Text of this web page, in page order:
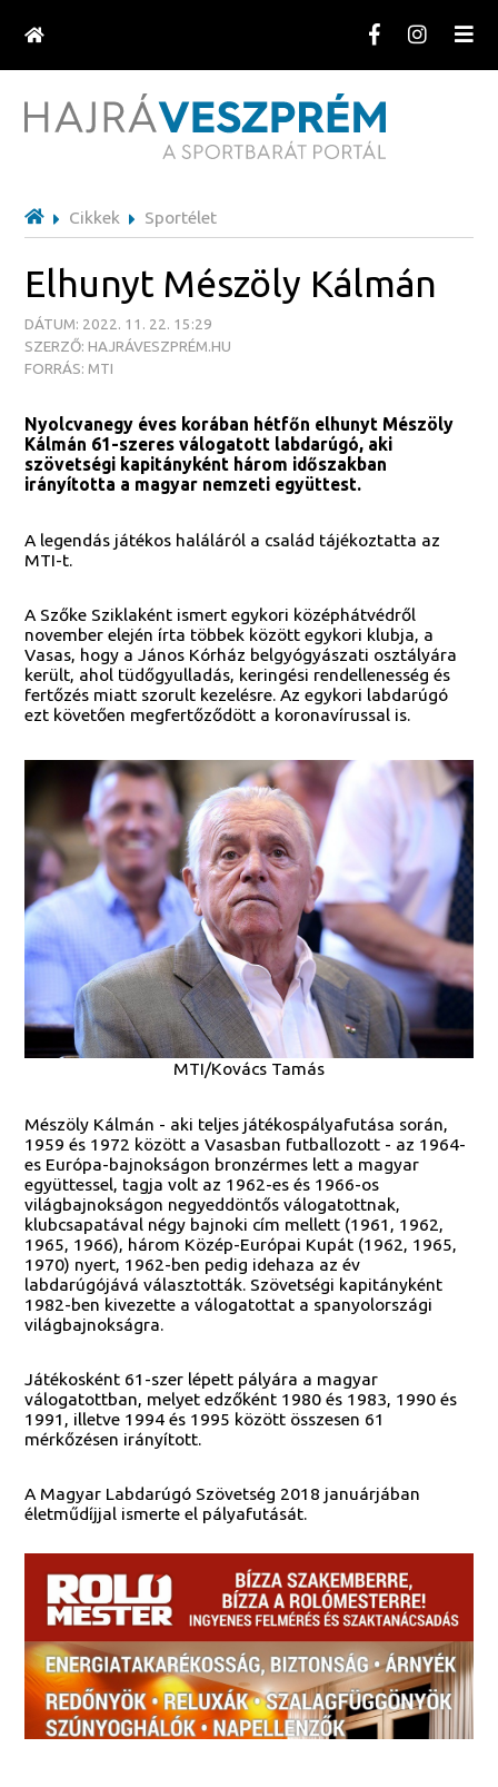
Cikkek Sportélet
Elhunyt Mészöly Kálmán
DÁTUM: 2022. 11. 22. 15:29
SZERZŐ: HAJRÁVESZPRÉM.HU
FORRÁS: MTI
Nyolcvanegy éves korában hétfőn elhunyt Mészöly
Kálmán 61-szeres válogatott labdarúgó, aki
szövetségi kapitányként három időszakban
irányította a magyar nemzeti együttest.
A legendás játékos haláláról a család tájékoztatta az
MTI-t.
A Szőke Sziklaként ismert egykori középhátvédről
november elején írta többek között egykori klubja, a
Vasas, hogy a János Kórház belgyógyászati osztályára
került, ahol tüdőgyulladás, keringési rendellenesség és
fertőzés miatt szorult kezelésre. Az egykori labdarúgó
ezt követően megfertőződött a koronavírussal is.
MTI/Kovács Tamás
Mészöly Kálmán - aki teljes játékospályafutása során,
1959 és 1972 között a Vasasban futballozott - az 1964-
es Európa-bajnokságon bronzérmes lett a magyar
együttessel, tagja volt az 1962-es és 1966-os
világbajnokságon negyeddöntős válogatottnak,
klubcsapatával négy bajnoki cím mellett (1961, 1962,
1965, 1966), három Közép-Európai Kupát (1962, 1965,
1970) nyert, 1962-ben pedig idehaza az év
labdarúgójává választották. Szövetségi kapitányként
1982-ben kivezette a válogatottat a spanyolországi
világbajnokságra.
Játékosként 61-szer lépett pályára a magyar
válogatottban, melyet edzőként 1980 és 1983, 1990 és
1991, illetve 1994 és 1995 között összesen 61
mérkőzésen irányított.
A Magyar Labdarúgó Szövetség 2018 januárjában
életműdíjjal ismerte el pályafutását.